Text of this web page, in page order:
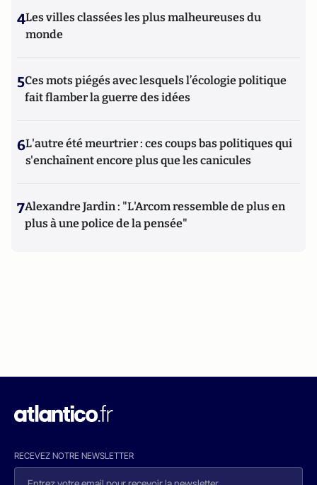
4Les villes classées les plus malheureuses du
monde
5Ces mots piégés avec lesquels l’écologie politique
fait flamber la guerre des idées
6L'autre été meurtrier : ces coups bas politiques qui
s'enchaînent encore plus que les canicules
7Alexandre Jardin : "L'Arcom ressemble de plus en
plus à une police de la pensée"
RECEVEZ NOTRE NEWSLETTER